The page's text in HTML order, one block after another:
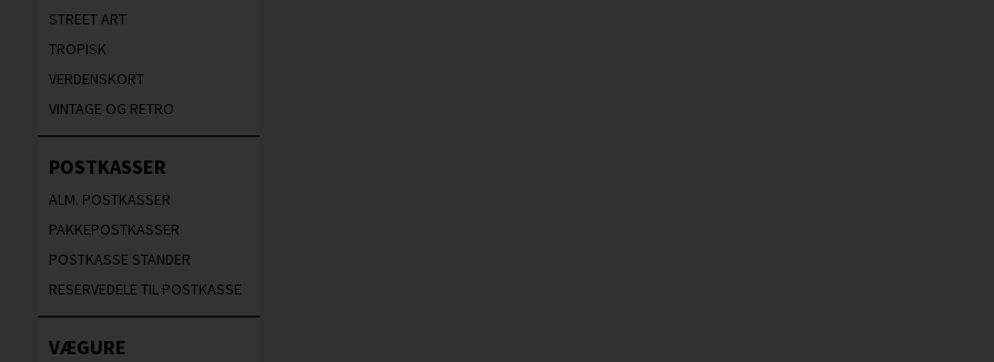
STREET ART
TROPISK
VERDENSKORT
VINTAGE OG RETRO
POSTKASSER
ALM. POSTKASSER
PAKKEPOSTKASSER
POSTKASSE STANDER
RESERVEDELE TIL POSTKASSE
VÆGURE